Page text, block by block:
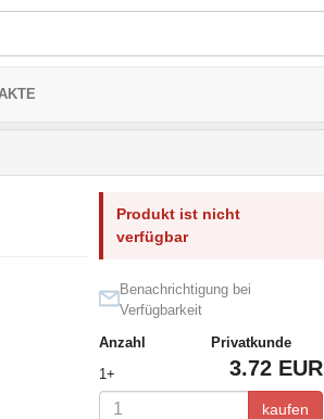
Produkt ist nicht
verfügbar
Benachrichtigung bei
Verfügbarkeit
Anzahl
Privatkunde
1+
3.72 EUR
kaufen